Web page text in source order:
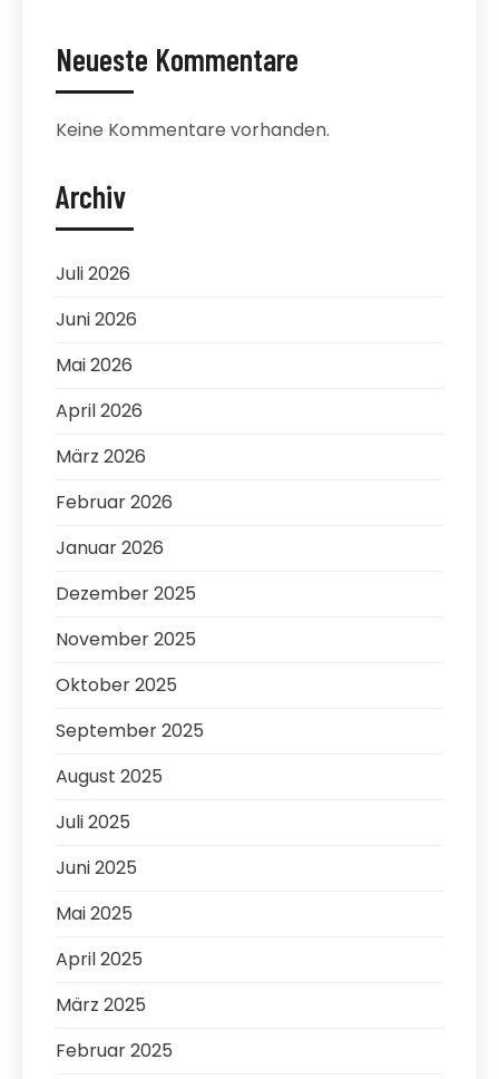
Neueste Kommentare
Keine Kommentare vorhanden.
Archiv
Juli 2026
Juni 2026
Mai 2026
April 2026
März 2026
Februar 2026
Januar 2026
Dezember 2025
November 2025
Oktober 2025
September 2025
August 2025
Juli 2025
Juni 2025
Mai 2025
April 2025
März 2025
Februar 2025